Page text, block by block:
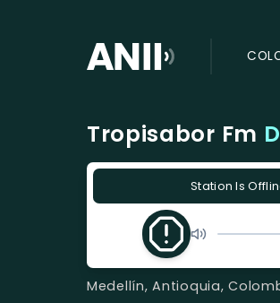
Tropisabor Fm
Station Is
Medellín, Antioquia,